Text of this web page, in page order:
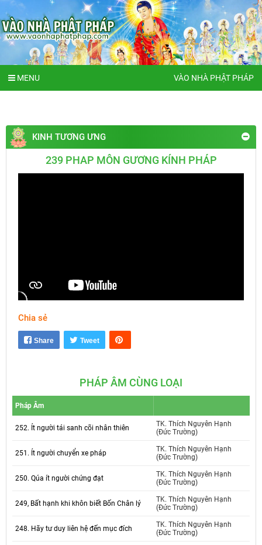
MENU VÀO NHÀ PHẬT PHÁP
KINH TƯƠNG ƯNG
239 PHAP MÔN GƯƠNG KÍNH PHÁP
Chia sẻ
Share Tweet
PHÁP ÂM CÙNG LOẠI
Pháp Âm
252. Ít người tái sanh cõi nhân thiên
TK. Thích Nguyên Hạnh
(Đức Trường)
251. Ít người chuyển xe pháp
TK. Thích Nguyên Hạnh
(Đức Trường)
250. Qúa ít người chứng đạt
TK. Thích Nguyên Hạnh
(Đức Trường)
249, Bất hạnh khi khôn biết Bốn Chân lý
TK. Thích Nguyên Hạnh
(Đức Trường)
248. Hãy tư duy liên hệ đến mục đích
TK. Thích Nguyên Hạnh
(Đức Trường)